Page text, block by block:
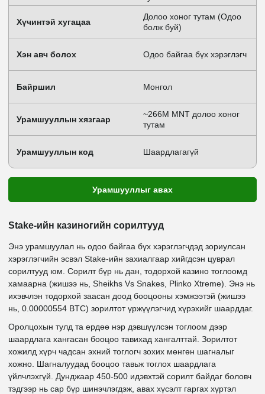
Хүчинтэй хугацаа
Долоо хоног тутам (Одоо
болж буй)
Хэн авч болох Одоо байгаа бүх хэрэглэгч
Байршил Монгол
Урамшууллын хязгаар
~266M MNT долоо хоног
тутам
Урамшууллын код Шаардлагагүй
Урамшууллыг авах
Stake-ийн казиногийн сорилтууд
Энэ урамшуулал нь одоо байгаа бүх хэрэглэгчдэд зориулсан
хэрэглэгчийн эсвэл Stake-ийн захиалгаар хийгдсэн цуврал
сорилтууд юм. Сорилт бүр нь дан, тодорхой казино тоглоомд
хамаарна (жишээ нь, Sheikhs Vs Snakes, Plinko Xtreme). Энэ нь
ихэвчлэн тодорхой заасан доод бооцооны хэмжээтэй (жишээ
нь, 0.00000554 BTC) зорилтот үржүүлэгчид хүрэхийг шаарддаг.
Оролцохын тулд та ердөө нэр дэвшүүлсэн тоглоом дээр
шаардлага хангасан бооцоо тавихад хангалттай. Зорилтот
хожилд хүрч чадсан эхний тоглогч зохих мөнгөн шагналыг
хожно. Шагналуудад бооцоо тавьж тоглох шаардлага
үйлчлэхгүй. Дунджаар 450-500 идэвхтэй сорилт байдаг боловч
тэдгээр нь сар бүр шинэчлэгдэж, авах хүсэлт гаргах хүртэл